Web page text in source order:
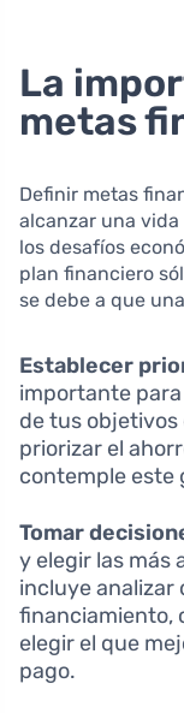
La
metas
Definir metas
alcanzar una
los desafíos
plan financiero
se debe a que
Establecer
importante
de tus objetivos
priorizar el
contemple este
Tomar
y elegir las más
incluye
financiamiento,
elegir el que
pago.